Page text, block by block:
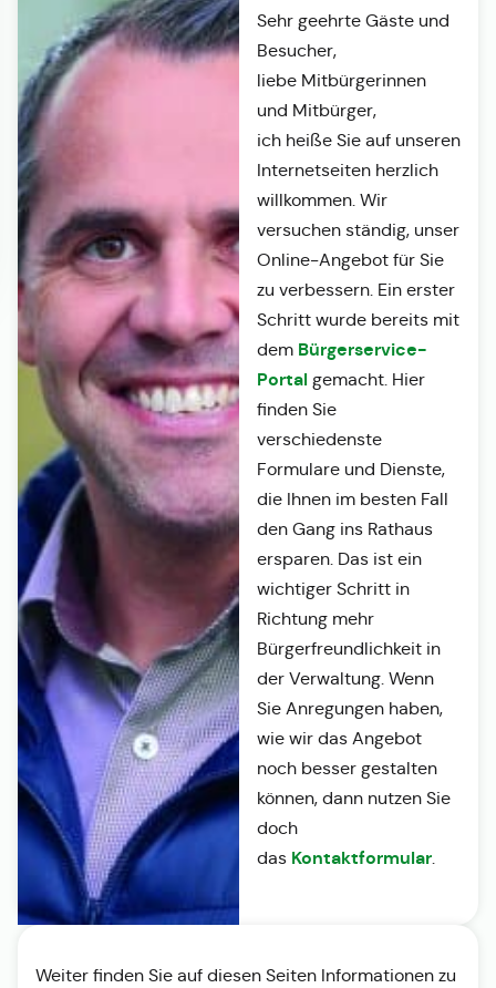
Sehr geehrte Gäste und
Besucher,
liebe Mitbürgerinnen
und Mitbürger,
ich heiße Sie auf unseren
Internetseiten herzlich
willkommen. Wir
versuchen ständig, unser
Online-Angebot für Sie
zu verbessern. Ein erster
Schritt wurde bereits mit
dem Bürgerservice-
Portalgemacht. Hier
finden Sie
verschiedenste
Formulare und Dienste,
die Ihnen im besten Fall
den Gang ins Rathaus
ersparen. Das ist ein
wichtiger Schritt in
Richtung mehr
Bürgerfreundlichkeit in
der Verwaltung. Wenn
Sie Anregungen haben,
wie wir das Angebot
noch besser gestalten
können, dann nutzen Sie
doch
das Kontaktformular.
Weiter finden Sie auf diesen Seiten Informationen zu